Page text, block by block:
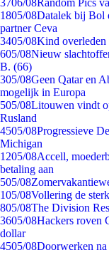
3706/08Random Pics
1805/08Datalek bij Bol
partner Ceva
3405/08Kind overleden
605/08Nieuw
B. (66)
305/08Geen Qatar en
mogelijk in Europa
505/08Litouwen vindt
Rusland
4505/08Progressieve
Michigan
1205/08Accell,
betaling aan
505/08
105/08Vollering de
805/08The Division
3605/08Hackers roven
dollar
4505/08Doorwerken